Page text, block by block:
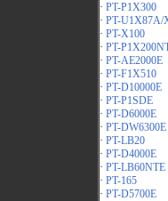
· PT-P1X300
· PT-U1X87A/
· PT-X100
· PT-
· PT-AE2000E
· PT-F1X510
· PT-D10000E
· PT-P1SDE
· PT-D6000E
· PT-DW6300E
· PT-LB20
· PT-D4000E
· PT-LB60NTE
· PT-165
· PT-D5700E